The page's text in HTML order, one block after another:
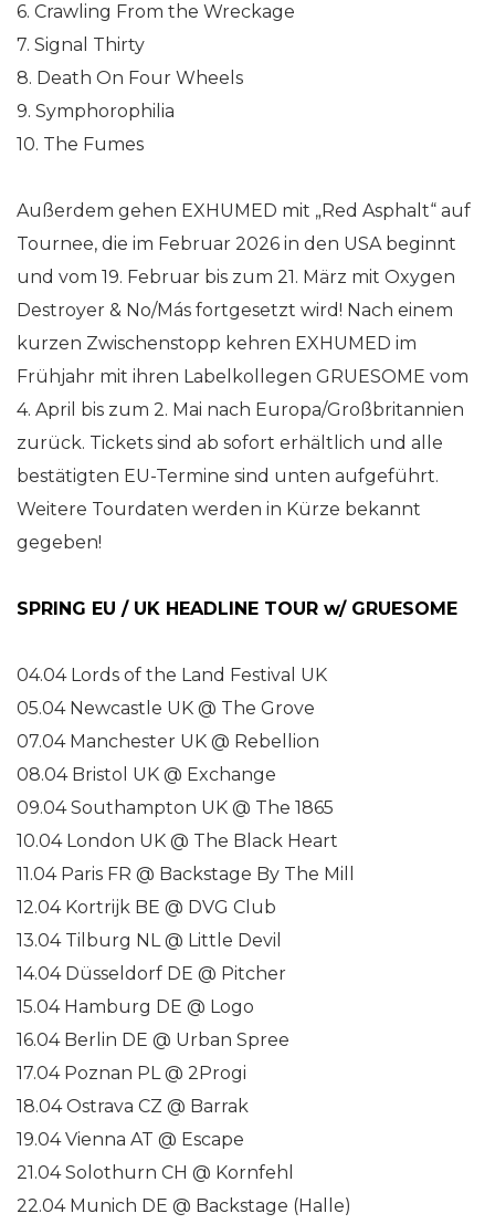
6. Crawling From the Wreckage
7. Signal Thirty
8. Death On Four Wheels
9. Symphorophilia
10. The Fumes
Außerdem gehen EXHUMED mit „Red Asphalt“ auf
Tournee, die im Februar 2026 in den USA beginnt
und vom 19. Februar bis zum 21. März mit Oxygen
Destroyer & No/Más fortgesetzt wird! Nach einem
kurzen Zwischenstopp kehren EXHUMED im
Frühjahr mit ihren Labelkollegen GRUESOME vom
4. April bis zum 2. Mai nach Europa/Großbritannien
zurück. Tickets sind ab sofort erhältlich und alle
bestätigten EU-Termine sind unten aufgeführt.
Weitere Tourdaten werden in Kürze bekannt
gegeben!
SPRING EU / UK HEADLINE TOUR w/ GRUESOME
04.04 Lords of the Land Festival UK
05.04 Newcastle UK @ The Grove
07.04 Manchester UK @ Rebellion
08.04 Bristol UK @ Exchange
09.04 Southampton UK @ The 1865
10.04 London UK @ The Black Heart
11.04 Paris FR @ Backstage By The Mill
12.04 Kortrijk BE @ DVG Club
13.04 Tilburg NL @ Little Devil
14.04 Düsseldorf DE @ Pitcher
15.04 Hamburg DE @ Logo
16.04 Berlin DE @ Urban Spree
17.04 Poznan PL @ 2Progi
18.04 Ostrava CZ @ Barrak
19.04 Vienna AT @ Escape
21.04 Solothurn CH @ Kornfehl
22.04 Munich DE @ Backstage (Halle)